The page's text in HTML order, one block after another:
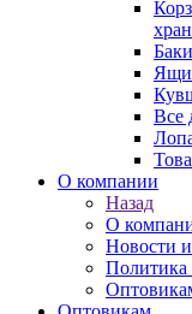
Все
О компании
Назад
О
Новости
Политика